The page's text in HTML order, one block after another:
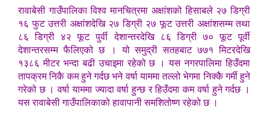
रावाबेसी गाउँपालिका विश्व मानचित्रमा अक्षांशको हिसाबले २७ डिग्री
१६ फुट उत्तरी अक्षांशदेखि २७ डिग्री २७ फूट उत्तरी अक्षांशसम्म तथा
८६ डिग्री ४२ फूट पुर्वी देशान्तरदेखि ८६ डिग्री ७० फूट पूर्वी
देशान्तरसम्म फैलिएको छ । यो समुद्री सतहबाट ७७१ मिटरदेखि
१३८६ मीटर भन्दा बढी उचाइमा रहेको छ । यस नगरपालिमा हिउँदमा
तापक्रम निकै कम हुने गर्दछ भने वर्षा याममा तल्लो भेगमा निक्कै गर्मी हुने
गरेको छ । वर्षा याममा ज्यादा वर्षा हुन्छ र हिउँदमा कम वर्षा हुने गर्दछ ।
यस रावाबेसी गाउँपालिकाको हावापानी समशितोष्ण रहेको छ ।